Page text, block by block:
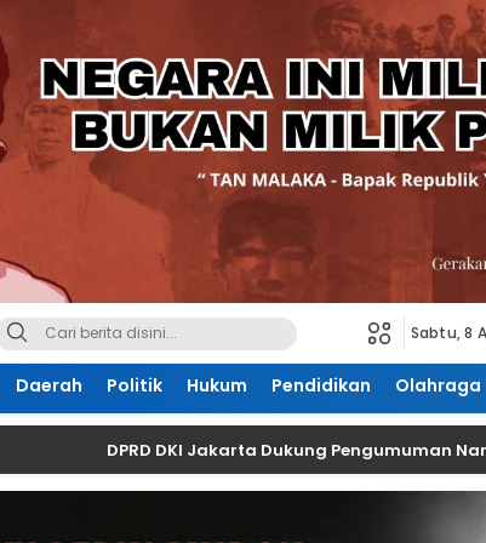
Sabtu, 8
Daerah Politik Hukum Pendidikan Olahraga
DPRD DKI Jakarta Dukung Pengumuman Nama